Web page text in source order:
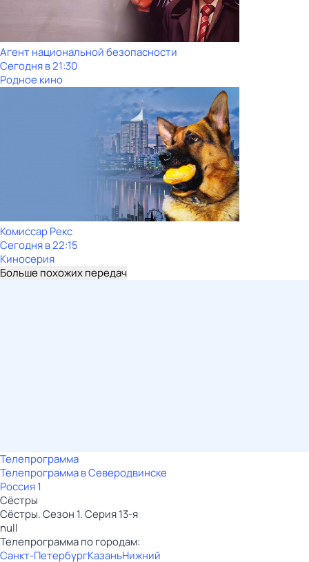
Агент национальной безопасности
Сегодня в 21:30
Родное кино
Комиссар Рекс
Сегодня в 22:15
Киносерия
Больше похожих передач
Телепрограмма
Телепрограмма в Северодвинске
Россия 1
Сёстры
Сёстры. Сезон 1. Серия 13-я
null
Телепрограмма по городам:
Санкт-ПетербургКазаньНижний